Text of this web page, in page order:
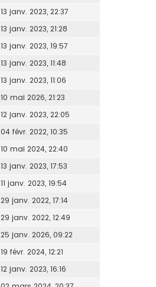
13 janv. 2023, 22:37
13 janv. 2023, 21:28
13 janv. 2023, 19:57
13 janv. 2023, 11:48
13 janv. 2023, 11:06
10 mai 2026, 21:23
12 janv. 2023, 22:05
04 févr. 2022, 10:35
10 mai 2024, 22:40
13 janv. 2023, 17:53
11 janv. 2023, 19:54
29 janv. 2022, 17:14
29 janv. 2022, 12:49
25 janv. 2026, 09:22
19 févr. 2024, 12:21
12 janv. 2023, 16:16